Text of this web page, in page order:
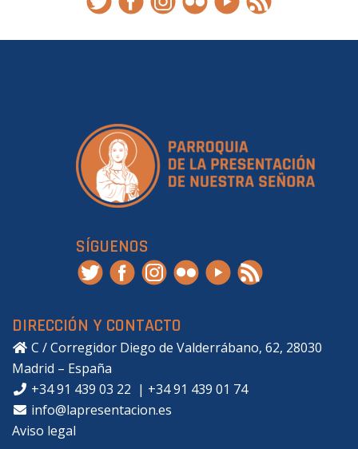
SÍGUENOS
DIRECCIÓN Y CONTACTO
C / Corregidor Diego de Valderrábano, 62, 28030
Madrid – España
+34 91 439 03 22 | +34 91 439 01 74
info@lapresentacion.es
Aviso legal